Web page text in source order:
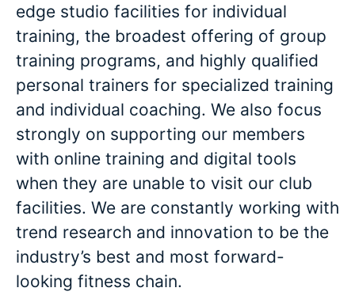
edge studio facilities for individual
training, the broadest offering of group
training programs, and highly qualified
personal trainers for specialized training
and individual coaching. We also focus
strongly on supporting our members
with online training and digital tools
when they are unable to visit our club
facilities. We are constantly working with
trend research and innovation to be the
industry’s best and most forward-
looking fitness chain.